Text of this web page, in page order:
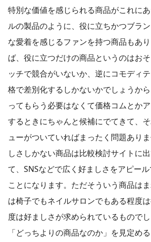
特別な価値を感じられる商品がこれに
ルの製品のように、役に立ちかつブラ
な愛着を感じるファンを持つ商品もあ
ば、役に立つだけの商品というのはお
ッチで競合がいないか、逆にコモディ
格で差別化するしかないかでしょうか
ってもらう必要はなくて価格コムとか
するときにちゃんと候補にでてきて、
ューがついていればまったく問題あり
しさしかない商品は比較検討サイトに
て、SNSなどで広く好ましさをアピー
ことになります。ただそういう商品は
は椅子でもネイルサロンでもある程度
度は好ましさが求められているもので
「どっちよりの商品なのか」を見定め